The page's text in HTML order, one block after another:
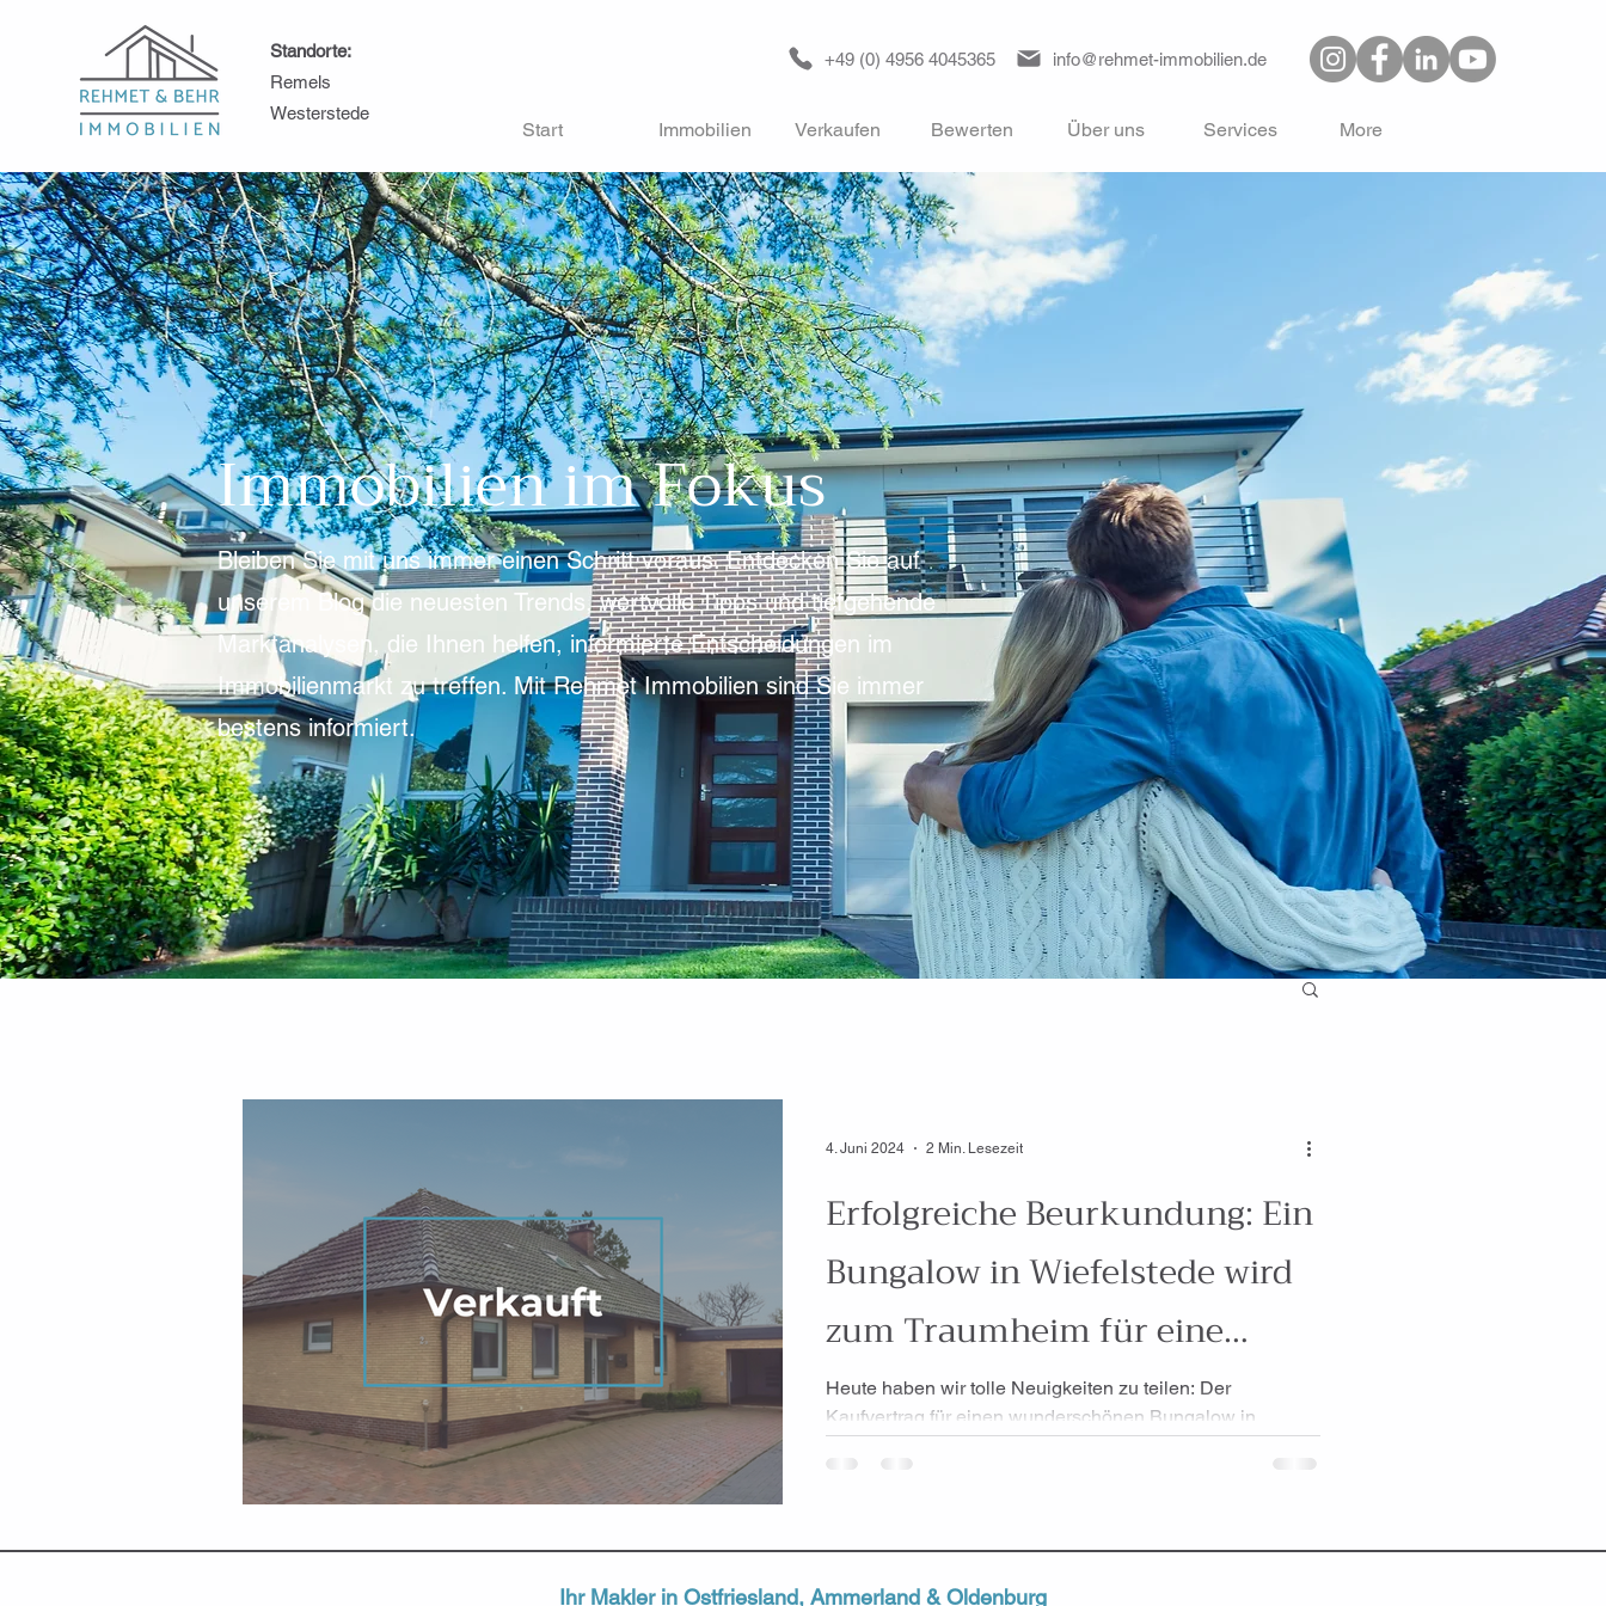
Standorte:
Remels
Westerstede
+49 (0) 4956 4045365 info@rehmet-immobilien.de
Start Immobilien Verkaufen Bewerten Über uns Services More
Immobilien im Fokus
Bleiben Sie mit uns immer einen Schritt voraus. Entdecken Sie auf
unserem Blog die neuesten Trends, wertvolle Tipps und tiefgehende
Marktanalysen, die Ihnen helfen, informierte Entscheidungen im
Immobilienmarkt zu treffen. Mit Rehmet Immobilien sind Sie immer
bestens informiert.
Erfolgreiche Beurkundung: Ein
Bungalow in Wiefelstede wird
zum Traumheim für eine
Mehrgenerationenfamilie
Heute haben wir tolle Neuigkeiten zu teilen: Der
Kaufvertrag für einen wunderschönen Bungalow in
4. Juni 2024 2 Min. Lesezeit
Ihr Makler in Ostfriesland, Ammerland & Oldenburg